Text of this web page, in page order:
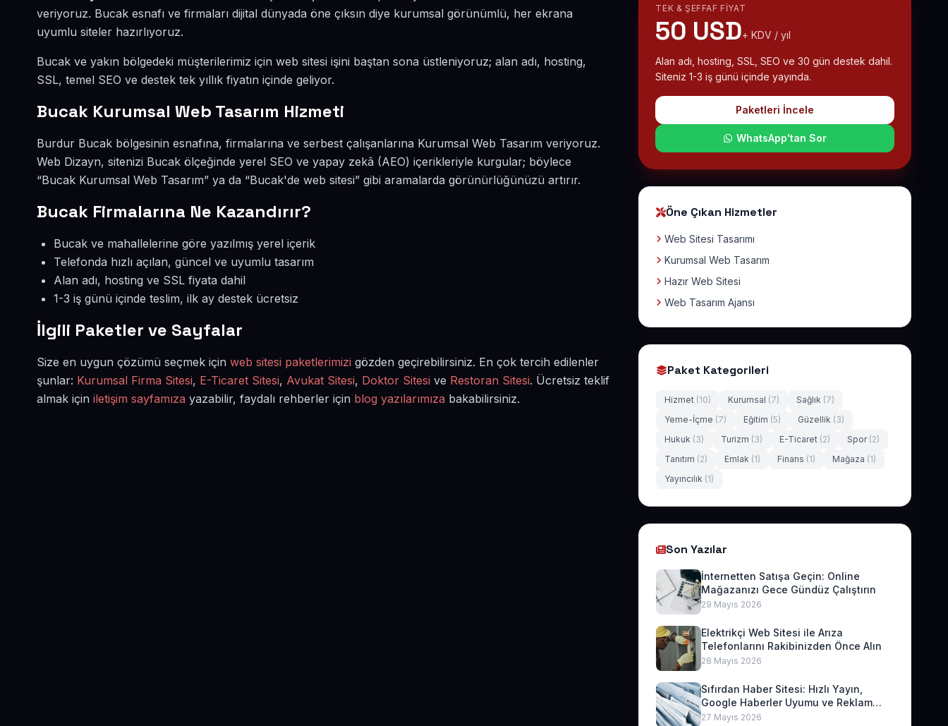
veriyoruz. Bucak esnafı ve firmaları dijital dünyada öne çıksın diye kurumsal görünümlü, her ekrana
uyumlu siteler hazırlıyoruz.
Bucak ve yakın bölgedeki müşterilerimiz için web sitesi işini baştan sona üstleniyoruz; alan adı, hosting,
SSL, temel SEO ve destek tek yıllık fiyatın içinde geliyor.
Bucak Kurumsal Web Tasarım Hizmeti
Burdur Bucak bölgesinin esnafına, firmalarına ve serbest çalışanlarına Kurumsal Web Tasarım veriyoruz.
Web Dizayn, sitenizi Bucak ölçeğinde yerel SEO ve yapay zekâ (AEO) içerikleriyle kurgular; böylece
“Bucak Kurumsal Web Tasarım” ya da “Bucak'de web sitesi” gibi aramalarda görünürlüğünüzü artırır.
Bucak Firmalarına Ne Kazandırır?
Bucak ve mahallelerine göre yazılmış yerel içerik
Telefonda hızlı açılan, güncel ve uyumlu tasarım
Alan adı, hosting ve SSL fiyata dahil
1-3 iş günü içinde teslim, ilk ay destek ücretsiz
İlgili Paketler ve Sayfalar
Size en uygun çözümü seçmek için web sitesi paketlerimizi gözden geçirebilirsiniz. En çok tercih edilenler
şunlar: Kurumsal Firma Sitesi, E-Ticaret Sitesi, Avukat Sitesi, Doktor Sitesi ve Restoran Sitesi. Ücretsiz teklif
almak için iletişim sayfamıza yazabilir, faydalı rehberler için blog yazılarımıza bakabilirsiniz.
TEK & ŞEFFAF FIYAT
50 USD+ KDV / yıl
Alan adı, hosting, SSL, SEO ve 30 gün destek dahil.
Siteniz 1-3 iş günü içinde yayında.
Paketleri İncele
WhatsApp'tan Sor
Öne Çıkan Hizmetler
Web Sitesi Tasarımı
Kurumsal Web Tasarım
Hazır Web Sitesi
Web Tasarım Ajansı
Paket Kategorileri
Hizmet (10) Kurumsal (7) Sağlık (7)
Yeme-İçme (7) Eğitim (5) Güzellik (3)
Hukuk (3) Turizm (3) E-Ticaret (2) Spor (2)
Tanıtım (2) Emlak (1) Finans (1) Mağaza (1)
Yayıncılık (1)
Son Yazılar
İnternetten Satışa Geçin: Online
Mağazanızı Gece Gündüz Çalıştırın
29 Mayıs 2026
Elektrikçi Web Sitesi ile Arıza
Telefonlarını Rakibinizden Önce Alın
28 Mayıs 2026
Sıfırdan Haber Sitesi: Hızlı Yayın,
Google Haberler Uyumu ve Reklam
Geliri
27 Mayıs 2026